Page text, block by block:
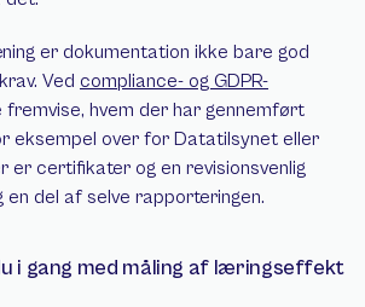
er dokumentation ikke bare god
Ved compliance- og GDPR-
fremvise, hvem der har gennemført
eksempel over for Datatilsynet eller
er certifikater og en revisionsvenlig
en del af selve rapporteringen.
i gang med måling af læringseffekt